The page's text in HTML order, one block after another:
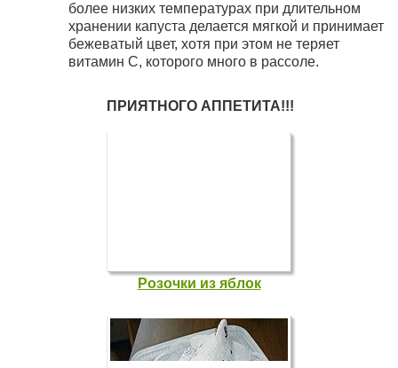
более низких температурах при длительном
хранении капуста делается мягкой и принимает
бежеватый цвет, хотя при этом не теряет
витамин С, которого много в рассоле.
ПРИЯТНОГО АППЕТИТА!!!
Розочки из яблок